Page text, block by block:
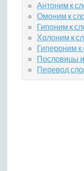
Антоним к
Омоним к
Гипоним к
Холоним к
Гипероним к
Пословицы и
Перевод